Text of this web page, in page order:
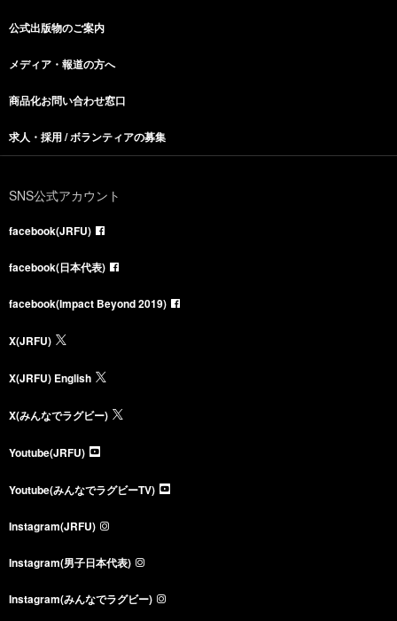
公式出版物のご案内
メディア・報道の方へ
商品化お問い合わせ窓口
求人・採用 / ボランティアの募集
SNS公式アカウント
facebook(JRFU)
facebook(日本代表)
facebook(Impact Beyond 2019)
X(JRFU)
X(JRFU) English
X(みんなでラグビー)
Youtube(JRFU)
Youtube(みんなでラグビーTV)
Instagram(JRFU)
Instagram(男子日本代表)
Instagram(みんなでラグビー)